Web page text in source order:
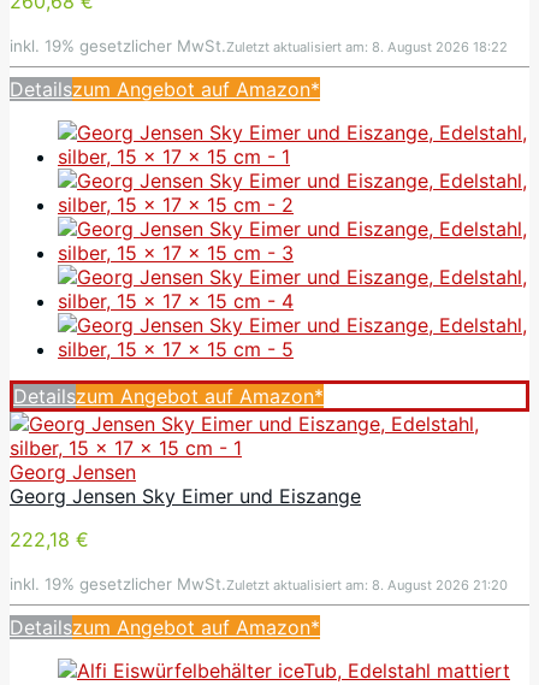
inkl. 19% gesetzlicher MwSt.Zuletzt aktualisiert am: 8. August 2026 18:22
Detailszum Angebot auf Amazon*
Detailszum Angebot auf Amazon*
Georg Jensen
Georg Jensen Sky Eimer und Eiszange
222,18 €
inkl. 19% gesetzlicher MwSt.Zuletzt aktualisiert am: 8. August 2026 21:20
Detailszum Angebot auf Amazon*